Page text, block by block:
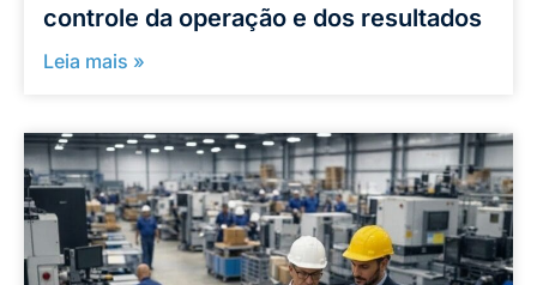
controle da operação e dos resultados
Leia mais »